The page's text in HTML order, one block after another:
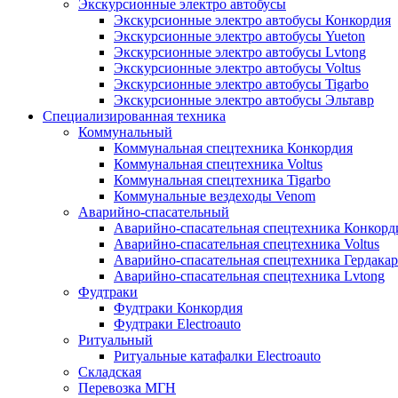
Экскурсионные электро автобусы
Экскурсионные электро автобусы Конкордия
Экскурсионные электро автобусы Yueton
Экскурсионные электро автобусы Lvtong
Экскурсионные электро автобусы Voltus
Экскурсионные электро автобусы Tigarbo
Экскурсионные электро автобусы Эльтавр
Специализированная техника
Коммунальный
Коммунальная спецтехника Конкордия
Коммунальная спецтехника Voltus
Коммунальная спецтехника Tigarbo
Коммунальные вездеходы Venom
Аварийно-спасательный
Аварийно-спасательная спецтехника
Аварийно-спасательная спецтехника Voltus
Аварийно-спасательная спецтехника Гердакар
Аварийно-спасательная спецтехника Lvtong
Фудтраки
Фудтраки Конкордия
Фудтраки Electroauto
Ритуальный
Ритуальные катафалки Electroauto
Складская
Перевозка МГН